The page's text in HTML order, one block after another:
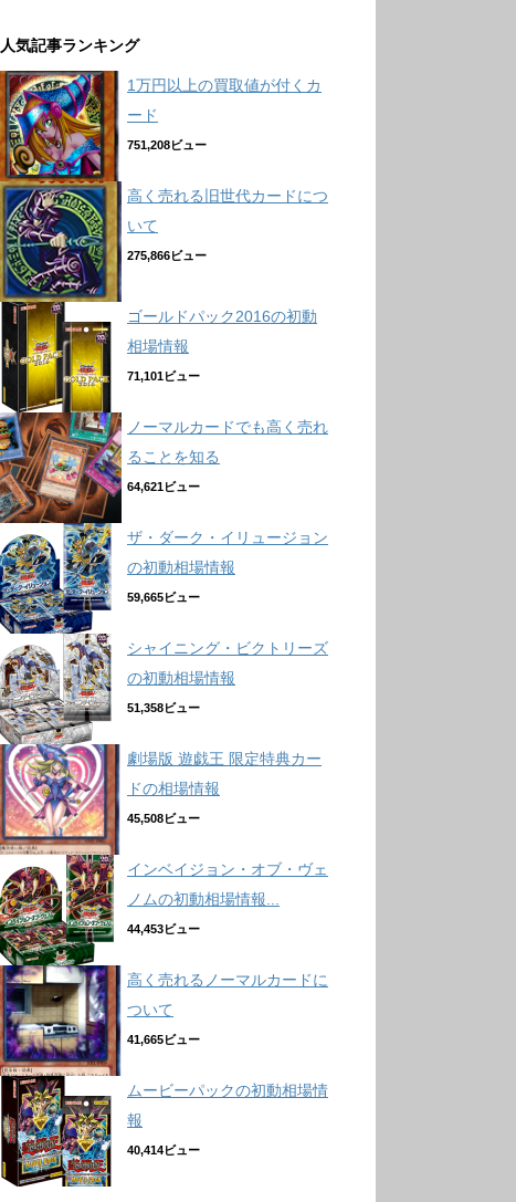
人気記事ランキング
1万円以上の買取値が付くカ
ード
751,208ビュー
高く売れる旧世代カードにつ
いて
275,866ビュー
ゴールドパック2016の初動
相場情報
71,101ビュー
ノーマルカードでも高く売れ
ることを知る
64,621ビュー
ザ・ダーク・イリュージョン
の初動相場情報
59,665ビュー
シャイニング・ビクトリーズ
の初動相場情報
51,358ビュー
劇場版 遊戯王 限定特典カー
ドの相場情報
45,508ビュー
インベイジョン・オブ・ヴェ
ノムの初動相場情報...
44,453ビュー
高く売れるノーマルカードに
ついて
41,665ビュー
ムービーパックの初動相場情
報
40,414ビュー